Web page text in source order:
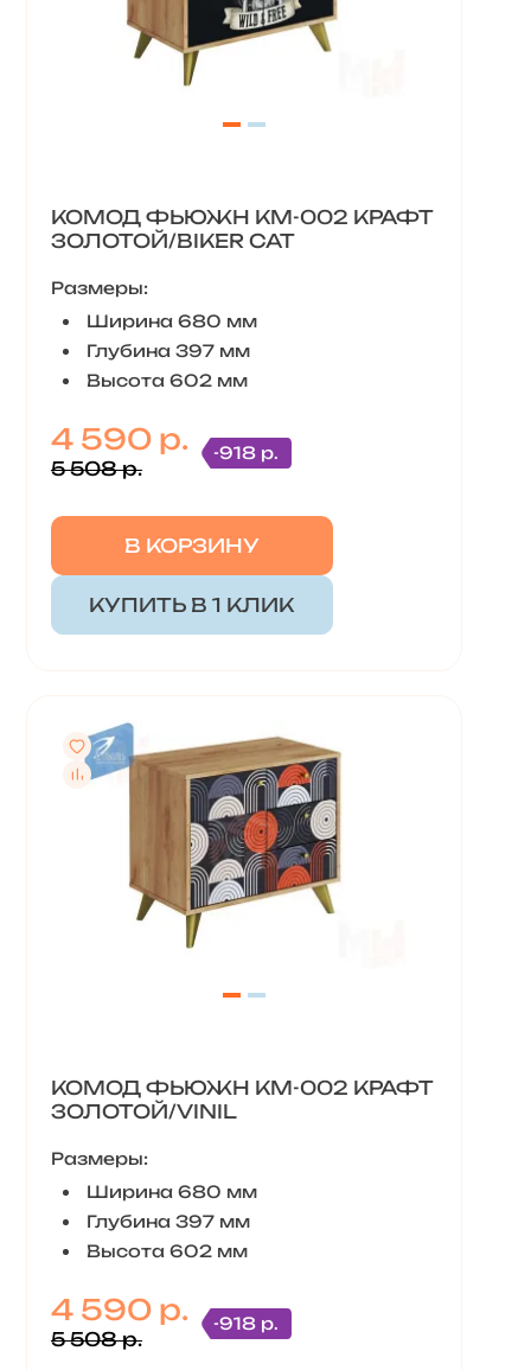
КОМОД ФЬЮЖН КМ-002 КРАФТ
ЗОЛОТОЙ/BIKER CAT
Размеры:
Ширина 680 мм
Глубина 397 мм
Высота 602 мм
4 590 р.
5 508 р.
-918 р.
В КОРЗИНУ
КУПИТЬ В 1 КЛИК
КОМОД ФЬЮЖН КМ-002 КРАФТ
ЗОЛОТОЙ/VINIL
Размеры:
Ширина 680 мм
Глубина 397 мм
Высота 602 мм
4 590 р.
5 508 р.
-918 р.